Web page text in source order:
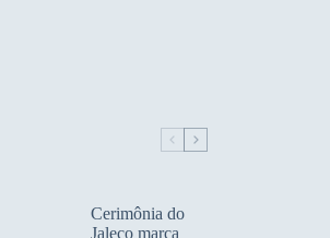
Cerimônia do
Jaleco marca